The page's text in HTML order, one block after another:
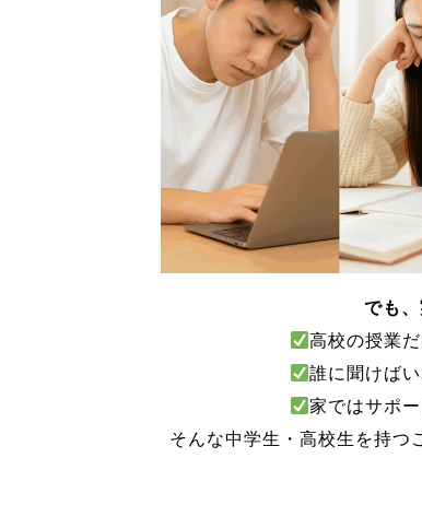
でも、
高校の授業
誰に聞けば
家ではサポ
そんな中学生・高校生を持つ